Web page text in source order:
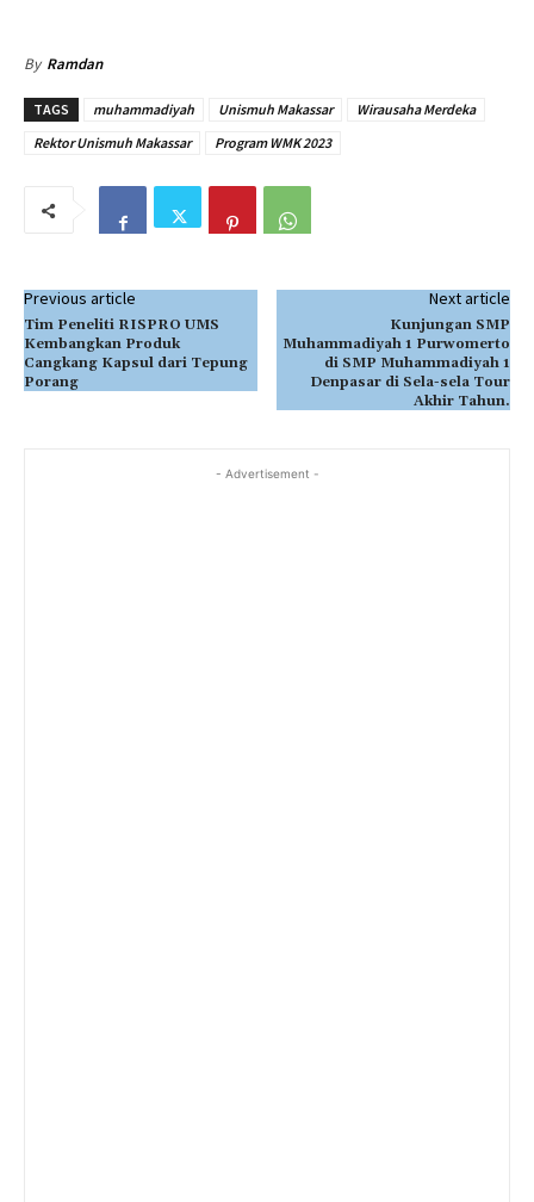
By Ramdan
TAGS muhammadiyah Unismuh Makassar
Wirausaha Merdeka
Rektor Unismuh Makassar
Program WMK 2023
Previous article
Tim Peneliti RISPRO UMS
Kembangkan Produk
Cangkang Kapsul dari Tepung
Porang
Next article
Kunjungan SMP
Muhammadiyah 1 Purwomerto
di SMP Muhammadiyah 1
Denpasar di Sela-sela Tour
Akhir Tahun.
- Advertisement -